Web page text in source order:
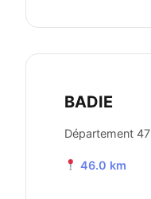
BADIE
Département 47
46.0 km